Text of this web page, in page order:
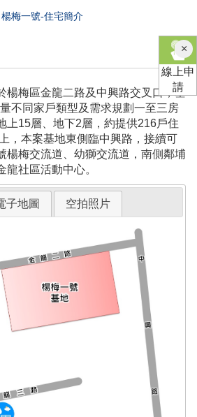
楊梅一號-住宅簡介
楊梅區金龍二路及中興路交叉口，基
不同家戶類型及需求規劃一至三房
上15層、地下2層，約提供216戶住
，本案基地東側臨中興路，接續可
楊梅交流道、幼獅交流道，南側鄰埔
社區活動中心。
子地圖 空拍照片
×關
閉
線上申
請